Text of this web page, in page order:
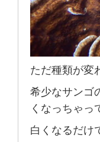
ただ種類が変
希少なサンゴ
くなっちゃっ
白くなるだけ